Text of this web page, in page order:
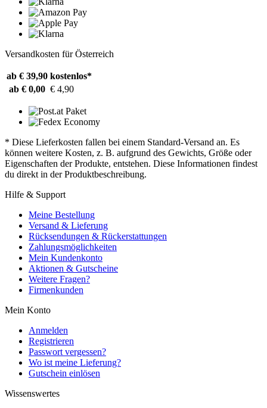
Versandkosten für Österreich
ab € 39,90 kostenlos*
ab € 0,00 € 4,90
* Diese Lieferkosten fallen bei einem Standard-Versand an. Es
können weitere Kosten, z. B. aufgrund des Gewichts, Größe oder
Eigenschaften der Produkte, entstehen. Diese Informationen findest
du direkt in der Produktbeschreibung.
Hilfe & Support
Meine Bestellung
Versand & Lieferung
Rücksendungen & Rückerstattungen
Zahlungsmöglichkeiten
Mein Kundenkonto
Aktionen & Gutscheine
Weitere Fragen?
Firmenkunden
Mein Konto
Anmelden
Registrieren
Passwort vergessen?
Wo ist meine Lieferung?
Gutschein einlösen
Wissenswertes